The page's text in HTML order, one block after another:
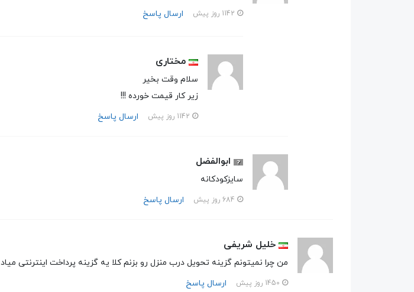
ارسال پاسخ
مختاری
سلام وقت بخیر
زیر کار قیمت خورده !!!
ارسال پاسخ
ابوالفضل
سایز‌کودکانه
ارسال پاسخ
خلیل شریفی
من چرا نمیتونم گزینه تحویل درب منزل رو بزنم کلا یه گزینه پرداخت اینترنتی میاد
ارسال پاسخ